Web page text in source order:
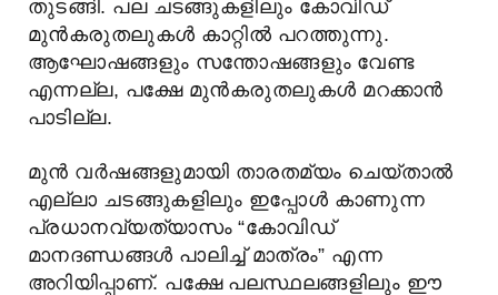
തുടങ്ങി. പല ചടങ്ങുകളിലും കോവിഡ്
മുൻകരുതലുകൾ കാറ്റിൽ പറത്തുന്നു.
ആഘോഷങ്ങളും സന്തോഷങ്ങളും വേണ്ട
എന്നല്ല, പക്ഷേ മുൻകരുതലുകൾ മറക്കാൻ
പാടില്ല.
മുൻ വർഷങ്ങളുമായി താരതമ്യം ചെയ്താൽ
എല്ലാ ചടങ്ങുകളിലും ഇപ്പോൾ കാണുന്ന
പ്രധാനവ്യത്യാസം “കോവിഡ്
മാനദണ്ഡങ്ങൾ പാലിച്ച് മാത്രം” എന്ന
അറിയിപ്പാണ്. പക്ഷേ പലസ്ഥലങ്ങളിലും ഈ